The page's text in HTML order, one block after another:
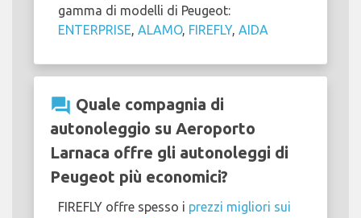
gamma di modelli di Peugeot:
ENTERPRISE, ALAMO, FIREFLY, AIDA
question_answer Quale compagnia di
autonoleggio su Aeroporto
Larnaca offre gli autonoleggi di
Peugeot più economici?
FIREFLY offre spesso i prezzi migliori sui